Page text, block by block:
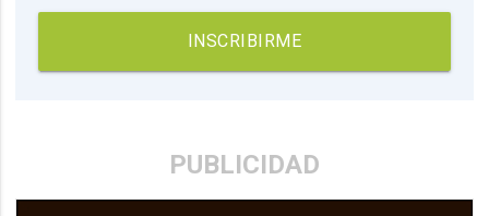
INSCRIBIRME
PUBLICIDAD